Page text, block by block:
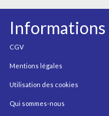
Informations
CGV
Mentions légales
Utilisation des cookies
Qui sommes-nous